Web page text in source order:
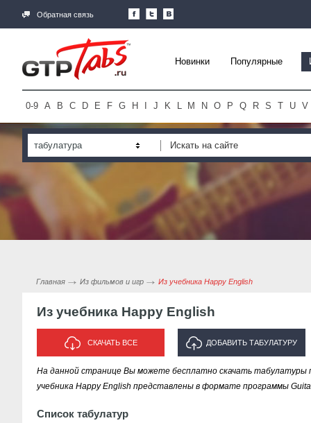
Обратная связь
Новинки Популярные
0-9 A B C D E F G H J K L M N O P Q R S T U V
табулатура
Главная Из фильмов и игр Из учебника Happy English
Из учебника Happy English
СКАЧАТЬ ВСЕ ДОБАВИТЬ ТАБУЛАТУРУ
ИСПОЛНИТЕЛЯ "ИЗ УЧЕБНИКА
На данной странице Вы можете бесплатно скачать табулатуры
учебника Happy English представлены в формате программы
Список табулатур